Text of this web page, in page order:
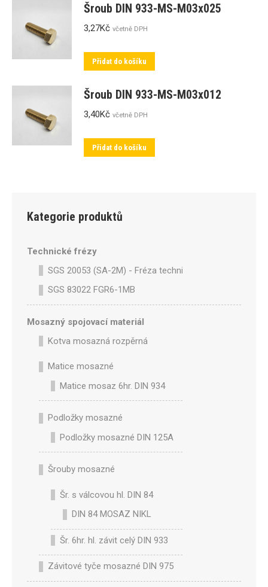
Šroub DIN 933-MS-M03x025
3,27Kč včetně DPH
Přidat do košíku
Šroub DIN 933-MS-M03x012
3,40Kč včetně DPH
Přidat do košíku
Kategorie produktů
Technické frézy
SGS 20053 (SA-2M) - Fréza technická SA-2M válcová
SGS 83022 FGR6-1MB
Mosazný spojovací materiál
Kotva mosazná rozpěrná
Matice mosazné
Matice mosaz 6hr. DIN 934
Podložky mosazné
Podložky mosazné DIN 125A
Šrouby mosazné
Šr. s válcovou hl. DIN 84
DIN 84 MOSAZ NIKL
Šr. 6hr. hl. závit celý DIN 933
Závitové tyče mosazné DIN 975